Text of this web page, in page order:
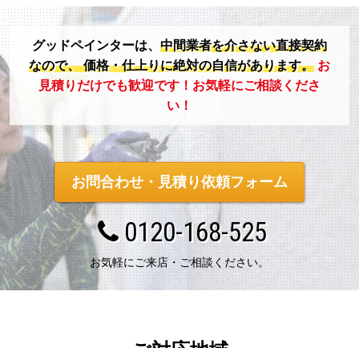
グッドペインターは、 中間業者を介さない直接契約
なので、価格・仕上りに絶対の自信があります。 お
見積りだけでも歓迎です！お気軽にご相談くださ
い！
お問合わせ・見積り依頼フォーム
0120-168-525
お気軽にご来店・ご相談ください。